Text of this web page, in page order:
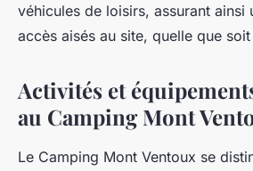
véhicules de loisirs, assurant ainsi
accès aisés au site, quelle que
Activités et
au Camping Mont
Le Camping Mont Ventoux se